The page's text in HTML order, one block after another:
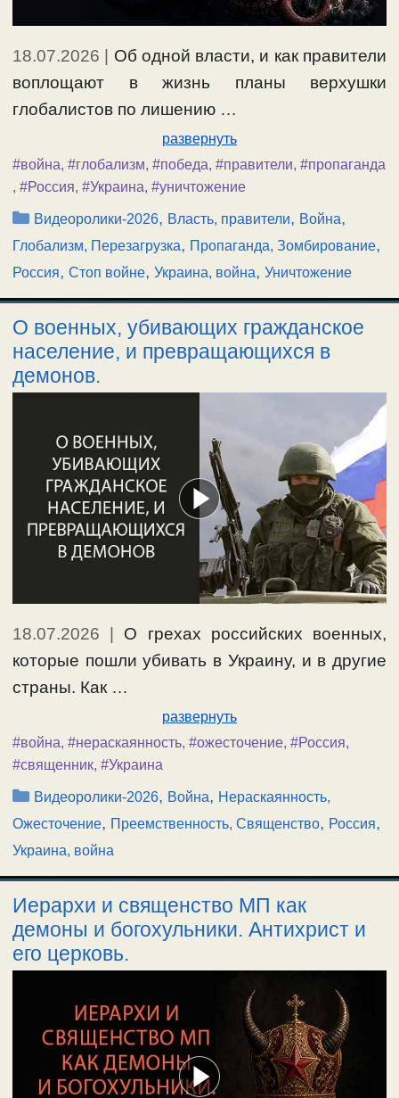
18.07.2026 | Об одной власти, и как правители
воплощают в жизнь планы верхушки
глобалистов по лишению …
развернуть
#война, #глобализм, #победа, #правители, #пропаганда
, #Россия, #Украина, #уничтожение
Рубрики
Видеоролики-2026, Власть, правители, Война,
Глобализм, Перезагрузка, Пропаганда, Зомбирование,
Россия, Стоп войне, Украина, война, Уничтожение
О военных, убивающих гражданское
население, и превращающихся в
демонов.
18.07.2026 | О грехах российских военных,
которые пошли убивать в Украину, и в другие
страны. Как …
развернуть
#война, #нераскаянность, #ожесточение, #Россия,
#священник, #Украина
Рубрики
Видеоролики-2026, Война, Нераскаянность,
Ожесточение, Преемственность, Священство, Россия,
Украина, война
Иерархи и священство МП как
демоны и богохульники. Антихрист и
его церковь.